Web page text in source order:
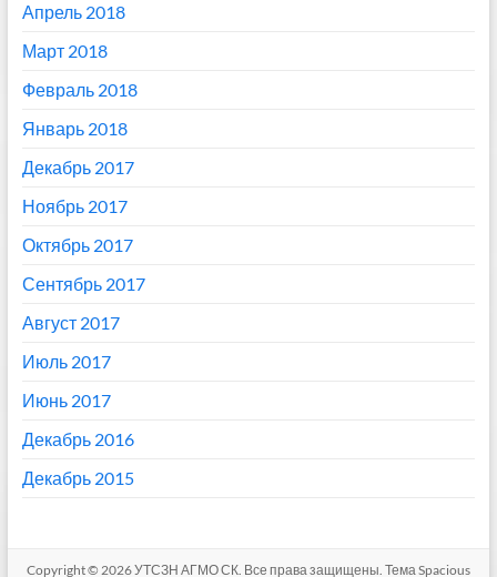
Апрель 2018
Март 2018
Февраль 2018
Январь 2018
Декабрь 2017
Ноябрь 2017
Октябрь 2017
Сентябрь 2017
Август 2017
Июль 2017
Июнь 2017
Декабрь 2016
Декабрь 2015
Copyright © 2026УТСЗН АГМО СК. Все права защищены. ТемаSpacious